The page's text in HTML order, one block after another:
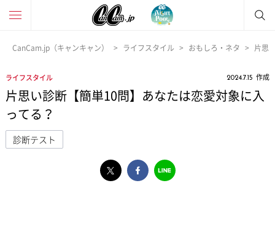
CanCam.jp（キャンキャン） ライフスタイル おもしろ・ネタ 片思
ライフスタイル 2024.7.15 作成
片思い診断【簡単10問】あなたは恋愛対象に入
ってる？
診断テスト